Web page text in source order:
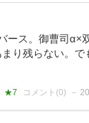
ース。御曹司α×
り残らない。
★7 コメント(0)